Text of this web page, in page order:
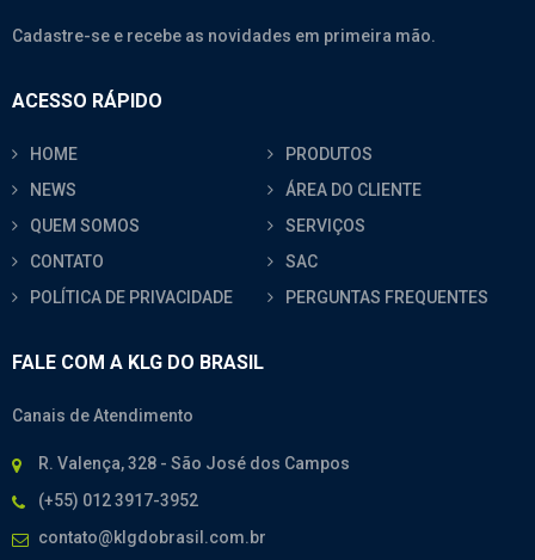
Cadastre-se e recebe as novidades em primeira mão.
ACESSO RÁPIDO
HOME
PRODUTOS
NEWS
ÁREA DO CLIENTE
QUEM SOMOS
SERVIÇOS
CONTATO
SAC
POLÍTICA DE PRIVACIDADE
PERGUNTAS FREQUENTES
FALE COM A KLG DO BRASIL
Canais de Atendimento
R. Valença, 328 - São José dos Campos
(+55) 012 3917-3952
contato@klgdobrasil.com.br